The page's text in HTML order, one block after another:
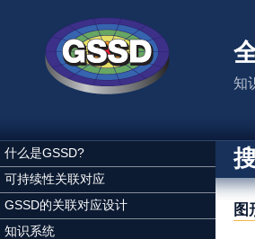
知
什么是GSSD?
可持续性关联对应
GSSD的关联对应设计
知识系统
图